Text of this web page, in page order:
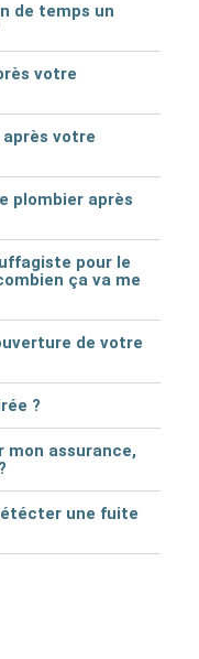
de temps un
votre
votre
plombier après
pour le
ça va me
de votre
?
mon assurance,
une fuite